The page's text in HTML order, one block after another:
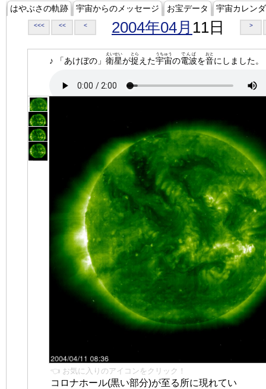
はやぶさの軌跡 宇宙からのメッセージ お宝データ 宇宙カレン
<<< << < 2004年04月 11日 >
♪ 「あけぼの」 衛星
えいせい
が捉
とら
えた宇宙
うちゅう
の電波
でんぱ
を音
おと
にしました。
👈 お気に入りのアイコンをクリック！
コロナホール(黒い部分)が至る所に現れてい